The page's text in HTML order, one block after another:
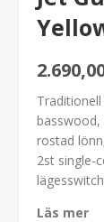
basswood,
rostad
2st single-
Läs mer